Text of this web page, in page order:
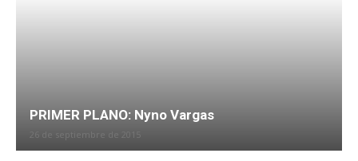
PRIMER PLANO: Nyno Vargas